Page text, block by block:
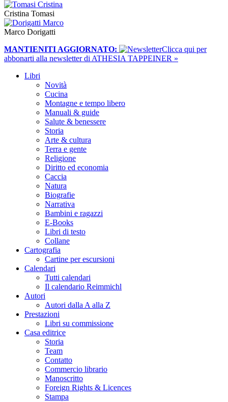
Cristina Tomasi
Marco Dorigatti
MANTIENITI AGGIORNATO:
​Clicca qui per
abbonarti alla newsletter di ATHESIA TAPPEINER »
Libri
Novità
Cucina
Montagne e tempo libero
Manuali & guide
Salute & benessere
Storia
Arte & cultura
Terra e gente
Religione
Diritto ed economia
Caccia
Natura
Biografie
Narrativa
Bambini e ragazzi
E-Books
Libri di testo
Collane
Cartografia
Cartine per escursioni
Calendari
Tutti calendari
Il calendario Reimmichl
Autori
Autori dalla A alla Z
Prestazioni
Libri su commissione
Casa editrice
Storia
Team
Contatto
Commercio librario
Manoscritto
Foreign Rights & Licences
Stampa